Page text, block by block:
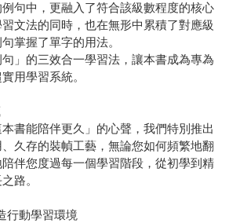
句中，更融入了符合該級數程度的核心
文法的同時，也在無形中累積了對應級
掌握了單字的用法。
」的三效合一學習法，讓本書成為專為
用學習系統。
書能陪伴更久」的心聲，我們特別推出
久存的裝幀工藝，無論您如何頻繁地翻
伴您度過每一個學習階段，從初學到精
路。
行動學習環境